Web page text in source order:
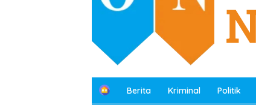
B
Berita Kriminal Politik